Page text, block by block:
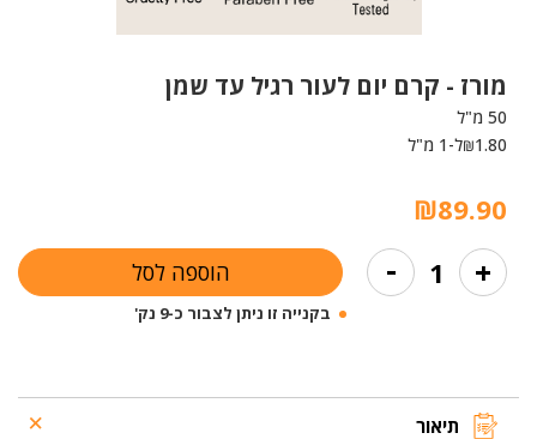
מורז - קרם יום לעור רגיל עד שמן
50 מ"ל
₪1.80 ל-1 מ"ל
₪89.90
+
של
עד
שמן
- הוספה לסל
בקנייה זו ניתן לצבור כ-9 נק'
תיאור